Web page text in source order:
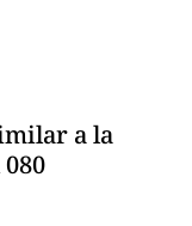
a la